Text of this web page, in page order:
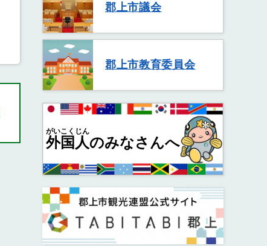
郡上市議会
郡上市教育委員会
外国人
がいこくじん
のみなさんへ